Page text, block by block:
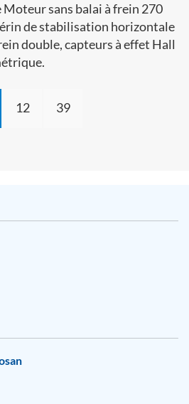
Moteur sans balai à frein 270
de stabilisation horizontale
double, capteurs à effet Hall
12 39